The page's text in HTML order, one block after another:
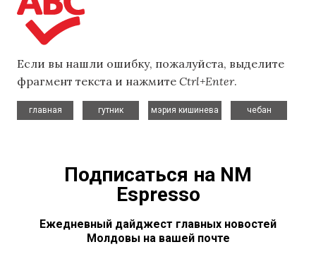
Если вы нашли ошибку, пожалуйста, выделите
фрагмент текста и нажмите Ctrl+Enter.
главная
гутник
мэрия кишинева
чебан
Подписаться на NM
Espresso
Ежедневный дайджест главных новостей
Молдовы на вашей почте